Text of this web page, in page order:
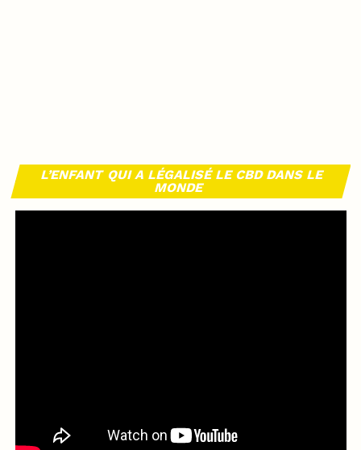
L’ENFANT QUI A LÉGALISÉ LE CBD DANS LE
MONDE